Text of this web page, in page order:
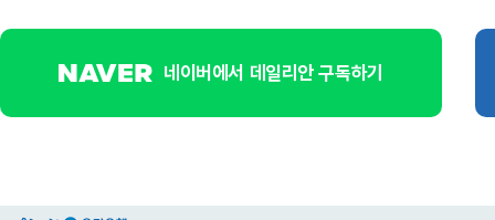
네이버에서 데일리안 구독하기